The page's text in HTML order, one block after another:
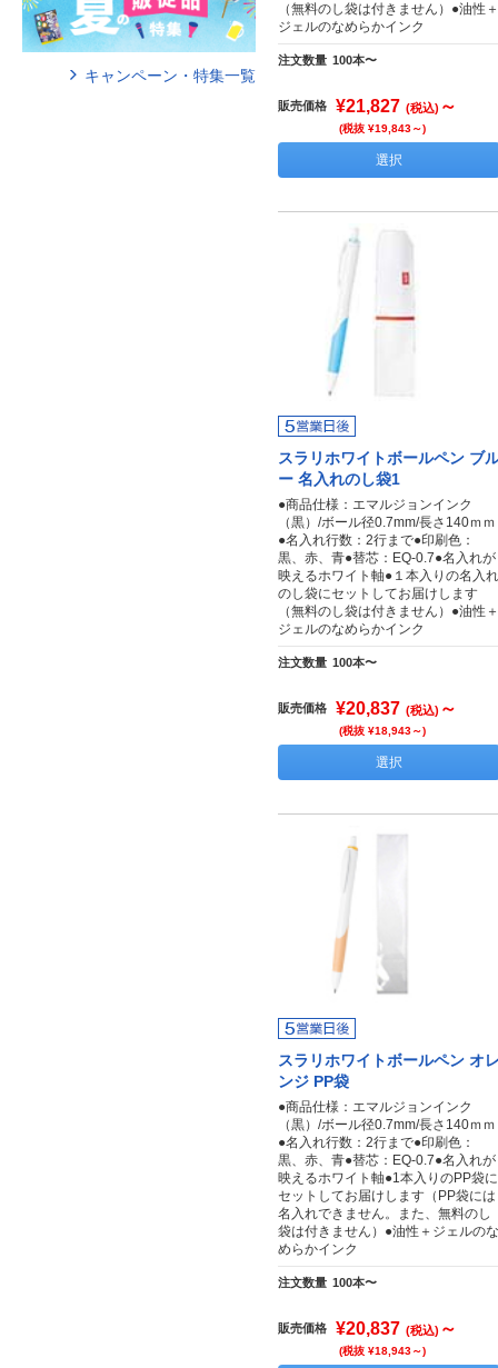
（無料のし袋は付きません）●油性＋
ジェルのなめらかインク
注文数量 100本〜
販売価格 ¥21,827 (税込) ～
(税抜 ¥19,843～)
選択
スラリホワイトボールペン ブ
ー 名入れのし袋1
●商品仕様：エマルジョンインク
（黒）/ボール径0.7mm/長さ140ｍｍ
●名入れ行数：2行まで●印刷色：
黒、赤、青●替芯：EQ-0.7●名入れが
映えるホワイト軸●１本入りの名入れ
のし袋にセットしてお届けします
（無料のし袋は付きません）●油性＋
ジェルのなめらかインク
注文数量 100本〜
販売価格 ¥20,837 (税込) ～
(税抜 ¥18,943～)
選択
スラリホワイトボールペン オ
ンジ PP袋
●商品仕様：エマルジョンインク
（黒）/ボール径0.7mm/長さ140ｍｍ
●名入れ行数：2行まで●印刷色：
黒、赤、青●替芯：EQ-0.7●名入れが
映えるホワイト軸●1本入りのPP袋に
セットしてお届けします（PP袋には
名入れできません。また、無料のし
袋は付きません）●油性＋ジェルのな
めらかインク
注文数量 100本〜
販売価格 ¥20,837 (税込) ～
(税抜 ¥18,943～)
キャンペーン・特集一覧